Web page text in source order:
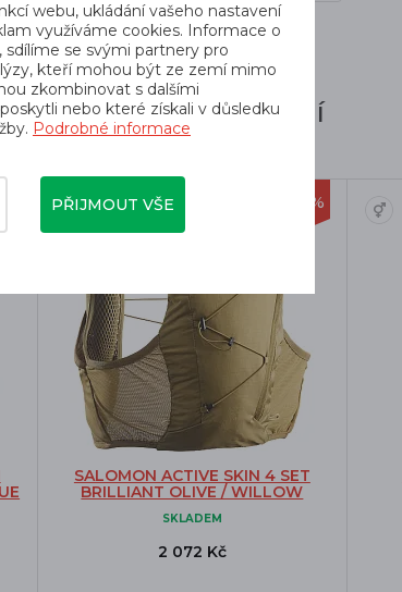
nejčastěji kupují
-20%
Doprava zdarma
SALOMON ACTIVE SKIN 4 SET
BRILLIANT OLIVE / WILLOW
SKLADEM
2 072 Kč
webu, ukládání vašeho nastavení
využíváme cookies. Informace o
se svými partnery pro
kteří mohou být ze zemí mimo
zkombinovat s dalšími
nebo které získali v důsledku
Podrobné informace
PŘIJMOUT VŠE